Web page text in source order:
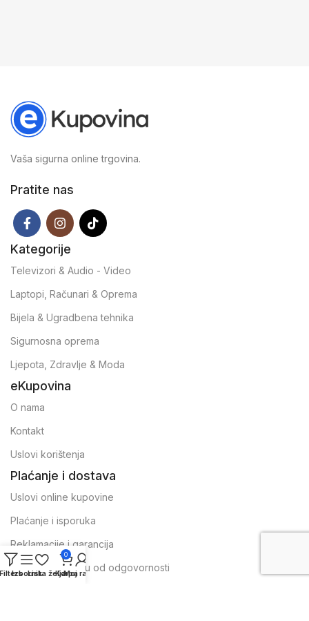
Vaša sigurna online trgovina.
Pratite nas
Kategorije
Televizori & Audio - Video
Laptopi, Računari & Oprema
Bijela & Ugradbena tehnika
Sigurnosna oprema
Ljepota, Zdravlje & Moda
eKupovina
O nama
Kontakt
Uslovi korištenja
Plaćanje i dostava
Uslovi online kupovine
Plaćanje i isporuka
Reklamacije i garancija
Izjava o odricanju od odgovornosti
FiltersIzbornikLista želja
0
Korpa
Moj račun